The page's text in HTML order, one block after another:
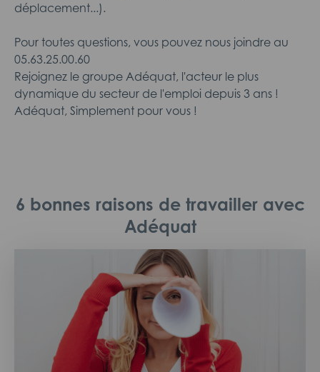
déplacement...).
Pour toutes questions, vous pouvez nous joindre au
05.63.25.00.60
Rejoignez le groupe Adéquat, l'acteur le plus
dynamique du secteur de l'emploi depuis 3 ans !
Adéquat, Simplement pour vous !
6 bonnes raisons de travailler avec
Adéquat